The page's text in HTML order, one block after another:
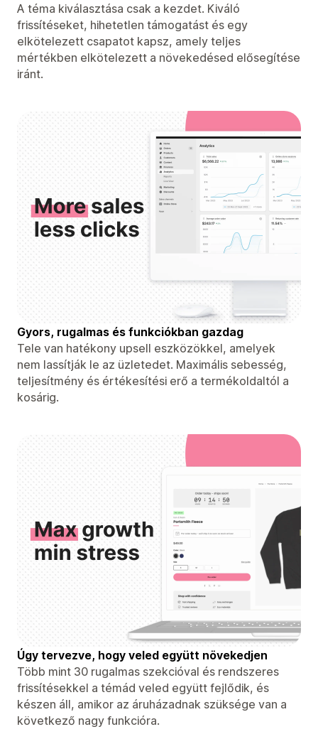
A téma kiválasztása csak a kezdet. Kiváló
frissítéseket, hihetetlen támogatást és egy
elkötelezett csapatot kapsz, amely teljes
mértékben elkötelezett a növekedésed elősegítése
iránt.
Gyors, rugalmas és funkciókban gazdag
Tele van hatékony upsell eszközökkel, amelyek
nem lassítják le az üzletedet. Maximális sebesség,
teljesítmény és értékesítési erő a termékoldaltól a
kosárig.
Úgy tervezve, hogy veled együtt növekedjen
Több mint 30 rugalmas szekcióval és rendszeres
frissítésekkel a témád veled együtt fejlődik, és
készen áll, amikor az áruházadnak szüksége van a
következő nagy funkcióra.